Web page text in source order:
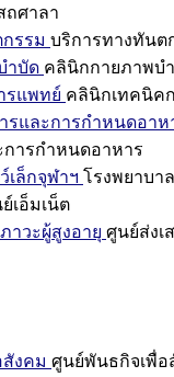
ถศาลา
รรม บริการทางทันต
ำบัด คลินิกกายภาพบ
รแพทย์ คลินิกเทคนิค
และการกำหนดอาห
ารกำหนดอาหาร
เล็กจุฬาฯ โรงพยาบา
เอ็มเน็ต
าวะผู้สูงอายุ ศูนย์ส่งเ
งคม ศูนย์พันธกิจเพื่อ